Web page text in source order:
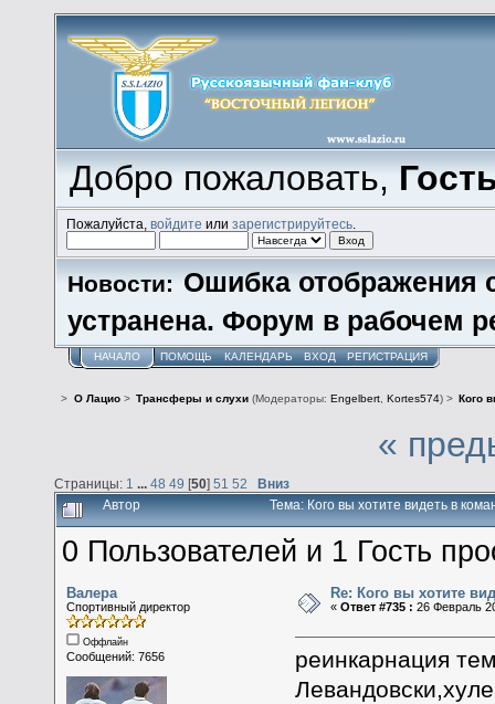
Добро пожаловать,
Пожалуйста,войдите илизарегистрируйтесь
Новости: Ошибка отображения
устранена. Форум в рабочем
НАЧАЛО ПОМОЩЬ КАЛЕНДАРЬ ВХОД РЕГИСТРАЦИЯ
> О Лацио> Трансферы и слухи(Модераторы: Engelbert, Kortes574) > Кого
«
Страницы: 1 48 49 [50] 51 52 Вниз
Автор Тема: Кого вы хотите видеть в
0 Пользователей и 1 Гость
Валера
Спортивный директор
Оффлайн
Сообщений: 7656
Re: Кого вы хотите
«Ответ #735 : 26 Февраль
реинкарнация